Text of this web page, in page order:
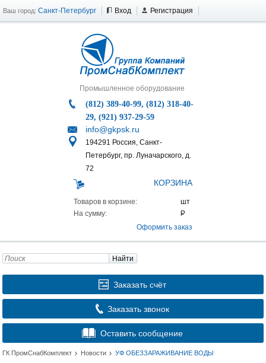
Ваш город: Санкт-Петербург Вход Регистрация
Промышленное оборудование
(812) 389-40-99, (812) 318-40-
29, (921) 937-29-59
info@gkpsk.ru
194291 Россия, Санкт-
Петербург, пр. Луначарского, д.
72
КОРЗИНА
Товаров в корзине:
На сумму:
Оформить заказ
Найти
Заказать счёт
Заказать звонок
Оставить сообщение
ГК ПромСнабКомплект Новости УФ ОБЕЗЗАРАЖИВАНИЕ ВОДЫ